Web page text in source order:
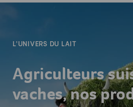
L'UNIVERS DU LAIT
Agriculteurs
vaches, nos